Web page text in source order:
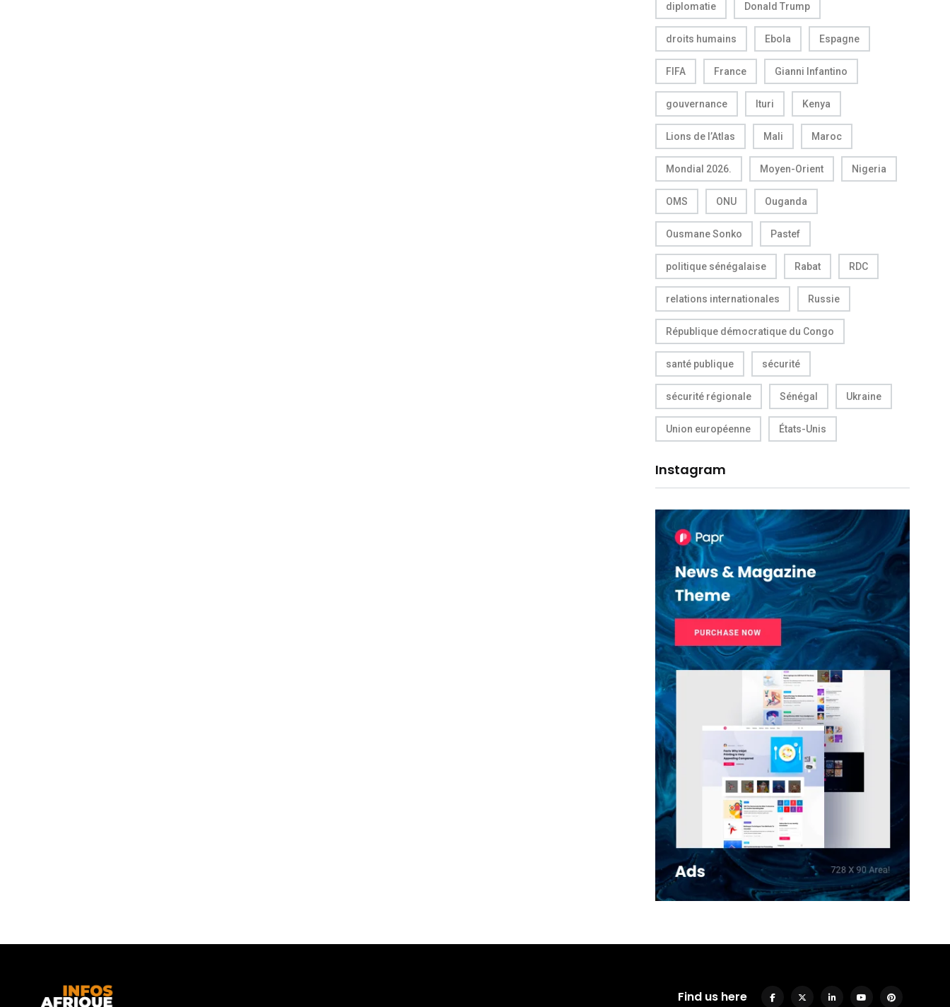
diplomatie Donald Trump
droits humains Ebola Espagne
FIFA France Gianni Infantino
gouvernance Ituri Kenya
Lions de l’Atlas Mali Maroc
Mondial 2026. Moyen-Orient Nigeria
OMS ONU Ouganda
Ousmane Sonko Pastef
politique sénégalaise Rabat RDC
relations internationales Russie
République démocratique du Congo
santé publique sécurité
sécurité régionale Sénégal Ukraine
Union européenne États-Unis
Instagram
Find us here